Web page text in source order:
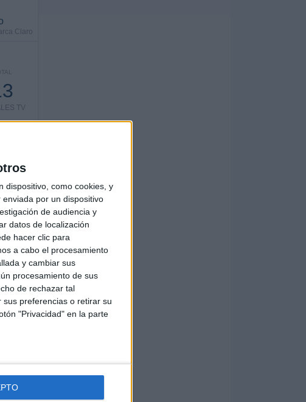
dispositivo, como cookies, y
por un dispositivo
de audiencia y
datos de localización
hacer clic para
a cabo el procesamiento
y cambiar sus
procesamiento de sus
de rechazar tal
preferencias o retirar su
"Privacidad" en la parte
Claro
TV
TOTAL